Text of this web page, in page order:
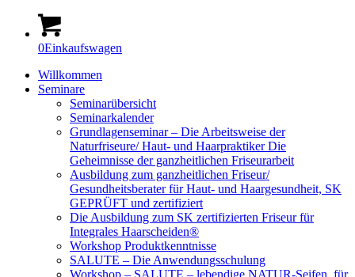
0Einkaufswagen
Willkommen
Seminare
Seminarübersicht
Seminarkalender
Grundlagenseminar – Die Arbeitsweise der
Naturfriseure/ Haut- und Haarpraktiker Die
Geheimnisse der ganzheitlichen Friseurarbeit
Ausbildung zum ganzheitlichen Friseur/
Gesundheitsberater für Haut- und Haargesundheit, SK
GEPRÜFT und zertifiziert
Die Ausbildung zum SK zertifizierten Friseur für
Integrales Haarscheiden®
Workshop Produktkenntnisse
SALUTE – Die Anwendungsschulung
Workshop – SALUTE – lebendige NATUR-Seifen, für